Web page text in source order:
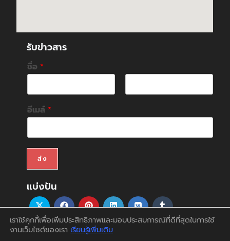
รับข่าวสาร
ชื่อ *
F
i
r
L
อีเมล์ *
ส่ง
แบ่งปัน
เราใช้คุกกี้เพื่อเพิ่มประสิทธิภาพและมอบประสบการณ์ที่ดีที่สุดในการใช้
งานเว็บไซต์ของเรา เรียนรู้เพิ่มเติม